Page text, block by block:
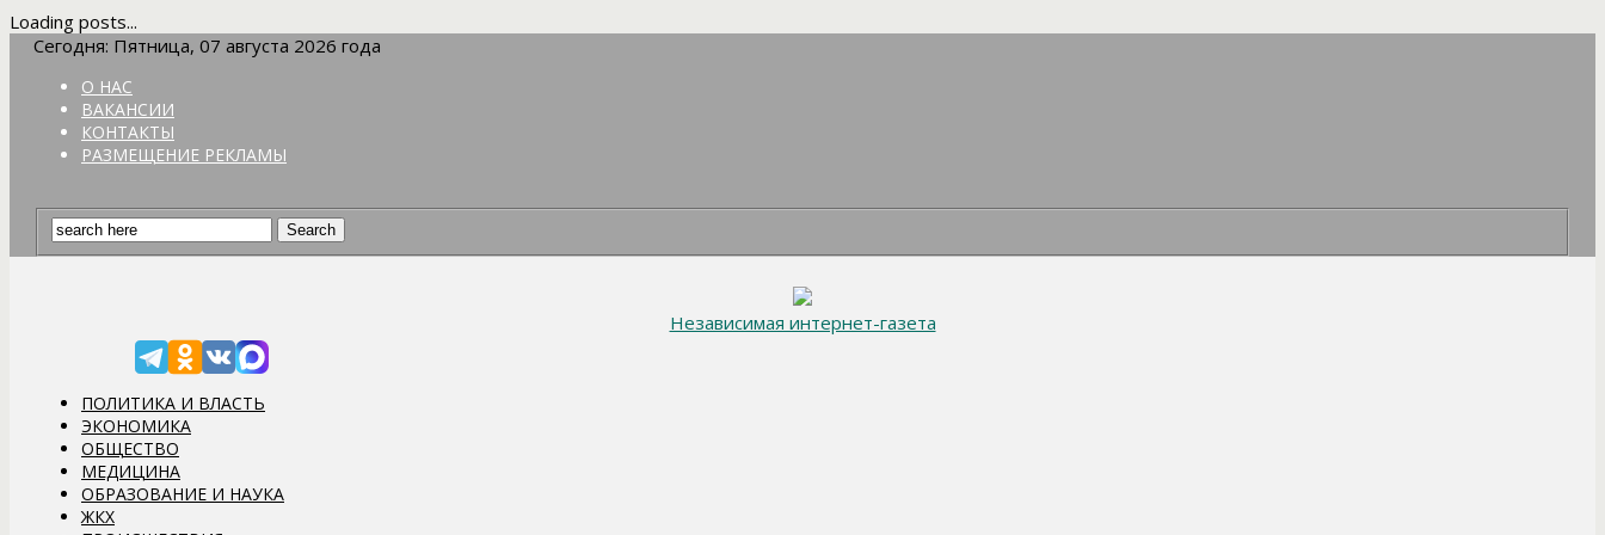
Loading posts...
Сегодня: Пятница, 07 августа 2026 года
О НАС
ВАКАНСИИ
КОНТАКТЫ
РАЗМЕЩЕНИЕ РЕКЛАМЫ
Независимая интернет-газета
ПОЛИТИКА И ВЛАСТЬ
ЭКОНОМИКА
ОБЩЕСТВО
МЕДИЦИНА
ОБРАЗОВАНИЕ И НАУКА
ЖКХ